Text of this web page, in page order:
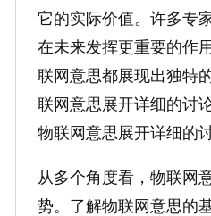
它的实际价值。许多专
在未来发挥更重要的作
联网意思都展现出独特
联网意思展开详细的讨
物联网意思展开详细的
从多个角度看，物联网
势。了解物联网意思的